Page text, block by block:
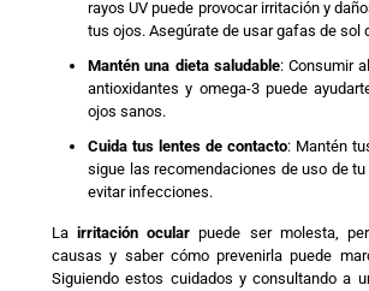
rayos UV puede provocar irritación y
tus ojos. Asegúrate de usar gafas de sol
Mantén una dieta saludable: Consumir
antioxidantes y omega-3 puede
ojos sanos.
Cuida tus lentes de contacto: Mantén
sigue las recomendaciones de uso de
evitar infecciones.
Lairritación ocular puede ser molesta,
causas y saber cómo prevenirla puede
Siguiendo estos cuidados y consultando a